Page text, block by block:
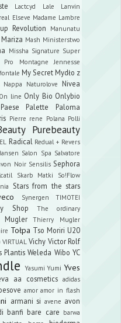
Lactcyd Lale Lanvin
Elseve Madame Lambre
Revolution Manunatu
Mariza Mash Ministerstwo
Missha Signature Super
Pro
Montagne Jennesse
My Secret Mydło z
Nappa Naturolove Nivea
On line Only Bio Onlybio
Paese Palette
Paloma
Pierre rene Polana Polli
Purebeauty
Radical Redual + Revers
Salon Spa Salvatore
Noir Sensilis Sephora
Skarb Matki So!Flow
Stars from the stars
Synergen TIMOTEI
Shop The ordinary
Mugler
Thierry Mugler
Tołpa Tso Moriri U20
VIRTUAL Vichy Victor Rolf
Plantis Weleda Wibo YC
Yasumi Yumi Yves
aa cosmetics adidas
amor amor in flash
armani si avene avon
banfi bare care barwa